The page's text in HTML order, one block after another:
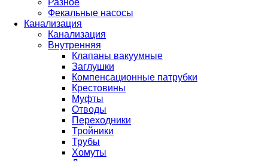
Разное
Фекальные насосы
Канализация
Канализация
Внутренняя
Клапаны вакуумные
Заглушки
Компенсационные патрубки
Крестовины
Муфты
Отводы
Переходники
Тройники
Трубы
Хомуты